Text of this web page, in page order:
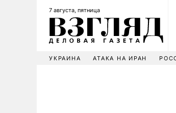
7 августа, пятница
УКРАИНА АТАКА НА ИРАН